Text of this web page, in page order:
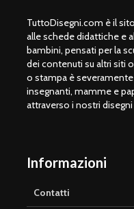
TuttoDisegni.com è il
alle schede didattiche e
bambini, pensati per la
dei contenuti su altri siti
o stampa è severamente
insegnanti, mamme e
attraverso i nostri
Informazioni
Contatti